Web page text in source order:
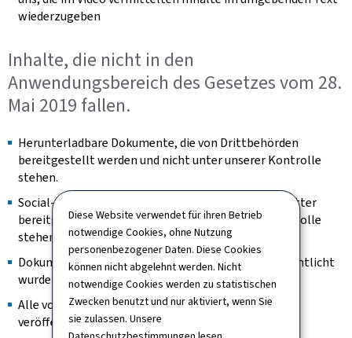
Diese Website verwendet für ihren Betrieb
notwendige Cookies, ohne Nutzung
personenbezogener Daten. Diese Cookies
können nicht abgelehnt werden. Nicht
notwendige Cookies werden zu statistischen
Zwecken benutzt und nur aktiviert, wenn Sie
sie zulassen. Unsere
wiederzugeben
Inhalte, die nicht in den
Anwendungsbereich des Gesetzes vom 28.
Mai 2019 fallen.
Herunterladbare Dokumente, die von Drittbehörden
bereitgestellt werden und nicht unter unserer Kontrolle
stehen.
Social-Feed-Bilder, die von Inhaltsaggregatoren Dritter
bereitgestellt werden und nicht unter unserer Kontrolle
stehen.
Dokumente, die vor dem 23. September 2018 veröffentlicht
wurden.
Alle vor dem 23. September 2020 auf der Website
veröffentlichten Videos.